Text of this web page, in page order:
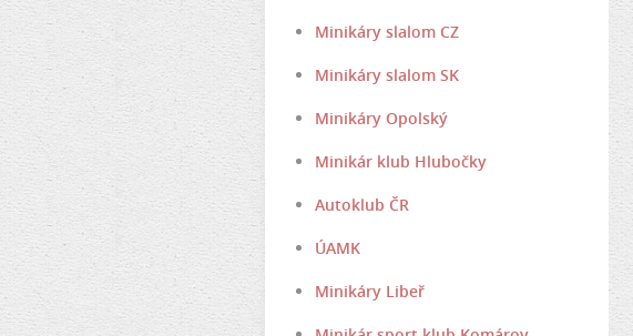
Minikáry slalom CZ
Minikáry slalom SK
Minikáry Opolský
Minikár klub Hlubočky
Autoklub ČR
ÚAMK
Minikáry Libeř